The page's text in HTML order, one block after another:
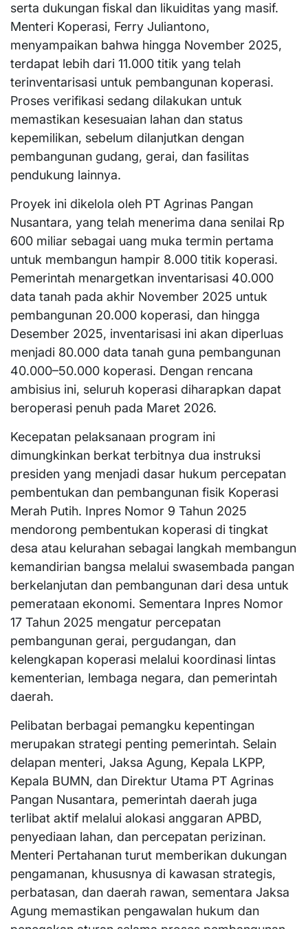
serta dukungan fiskal dan likuiditas yang masif.
Menteri Koperasi, Ferry Juliantono,
menyampaikan bahwa hingga November 2025,
terdapat lebih dari 11.000 titik yang telah
terinventarisasi untuk pembangunan koperasi.
Proses verifikasi sedang dilakukan untuk
memastikan kesesuaian lahan dan status
kepemilikan, sebelum dilanjutkan dengan
pembangunan gudang, gerai, dan fasilitas
pendukung lainnya.
Proyek ini dikelola oleh PT Agrinas Pangan
Nusantara, yang telah menerima dana senilai Rp
600 miliar sebagai uang muka termin pertama
untuk membangun hampir 8.000 titik koperasi.
Pemerintah menargetkan inventarisasi 40.000
data tanah pada akhir November 2025 untuk
pembangunan 20.000 koperasi, dan hingga
Desember 2025, inventarisasi ini akan diperluas
menjadi 80.000 data tanah guna pembangunan
40.000–50.000 koperasi. Dengan rencana
ambisius ini, seluruh koperasi diharapkan dapat
beroperasi penuh pada Maret 2026.
Kecepatan pelaksanaan program ini
dimungkinkan berkat terbitnya dua instruksi
presiden yang menjadi dasar hukum percepatan
pembentukan dan pembangunan fisik Koperasi
Merah Putih. Inpres Nomor 9 Tahun 2025
mendorong pembentukan koperasi di tingkat
desa atau kelurahan sebagai langkah membangun
kemandirian bangsa melalui swasembada pangan
berkelanjutan dan pembangunan dari desa untuk
pemerataan ekonomi. Sementara Inpres Nomor
17 Tahun 2025 mengatur percepatan
pembangunan gerai, pergudangan, dan
kelengkapan koperasi melalui koordinasi lintas
kementerian, lembaga negara, dan pemerintah
daerah.
Pelibatan berbagai pemangku kepentingan
merupakan strategi penting pemerintah. Selain
delapan menteri, Jaksa Agung, Kepala LKPP,
Kepala BUMN, dan Direktur Utama PT Agrinas
Pangan Nusantara, pemerintah daerah juga
terlibat aktif melalui alokasi anggaran APBD,
penyediaan lahan, dan percepatan perizinan.
Menteri Pertahanan turut memberikan dukungan
pengamanan, khususnya di kawasan strategis,
perbatasan, dan daerah rawan, sementara Jaksa
Agung memastikan pengawalan hukum dan